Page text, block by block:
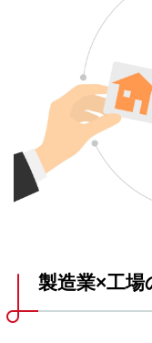
製造業×工